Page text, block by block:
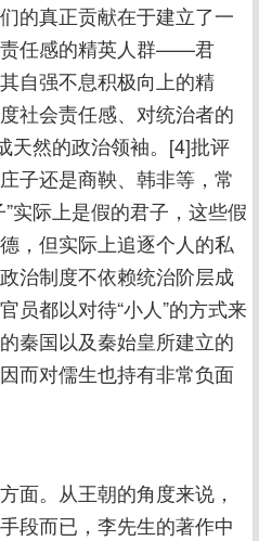
的真正贡献在于建立了一
任感的精英人群——君
自强不息积极向上的精
社会责任感、对统治者的
天然的政治领袖。[4]批评
还是商鞅、韩非等，常
实际上是假的君子，这些假
，但实际上追逐个人的私
治制度不依赖统治阶层成
员都以对待“小人”的方式来
秦国以及秦始皇所建立的
而对儒生也持有非常负面
面。从王朝的角度来说，
段而已，李先生的著作中